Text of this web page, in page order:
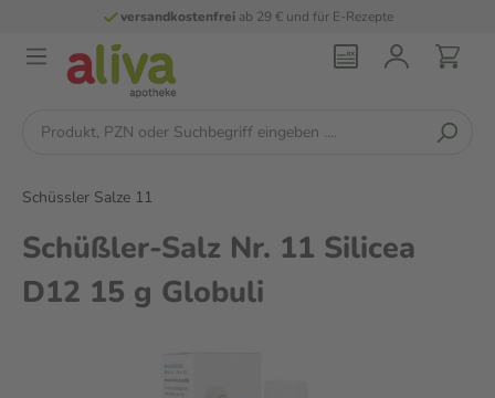
versandkostenfreiab 29 € und für E-Rezepte
Schüssler Salze 11
Schüßler-Salz Nr. 11 Silicea
D12 15 g Globuli